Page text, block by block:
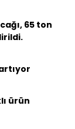
65 ton
ürün